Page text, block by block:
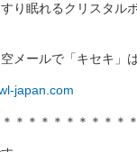
すり眠れるクリスタル
メールで「キセキ」
japan.com
＊＊＊＊＊＊＊＊＊